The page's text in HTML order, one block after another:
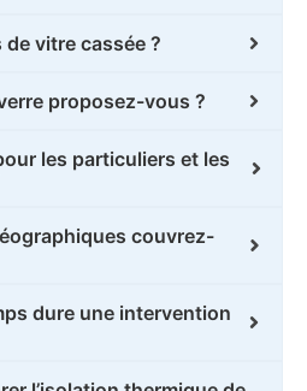
de vitre cassée ?
proposez-vous ?
les particuliers et les
couvrez-
dure une intervention